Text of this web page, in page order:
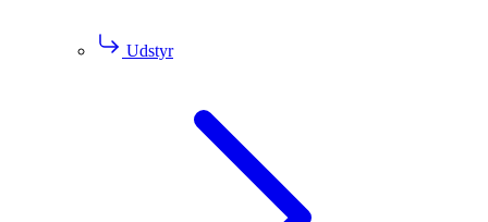
Udstyr